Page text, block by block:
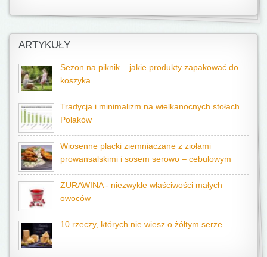
ARTYKUŁY
Sezon na piknik – jakie produkty zapakować do
koszyka
Tradycja i minimalizm na wielkanocnych stołach
Polaków
Wiosenne placki ziemniaczane z ziołami
prowansalskimi i sosem serowo – cebulowym
ŻURAWINA - niezwykłe właściwości małych
owoców
10 rzeczy, których nie wiesz o żółtym serze